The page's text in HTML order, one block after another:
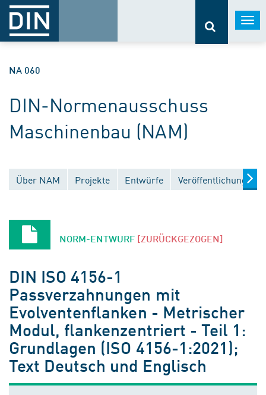
NA 060
DIN-Normenausschuss
Maschinenbau (NAM)
Über NAM Projekte Entwürfe Veröffentlichungen
NORM-ENTWURF [ZURÜCKGEZOGEN]
DIN ISO 4156-1
Passverzahnungen mit
Evolventenflanken - Metrischer
Modul, flankenzentriert - Teil 1:
Grundlagen (ISO 4156-1:2021);
Text Deutsch und Englisch